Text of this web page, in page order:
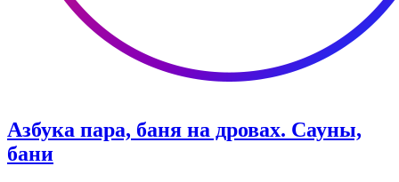
Азбука пара, баня на дровах. Сауны,
бани